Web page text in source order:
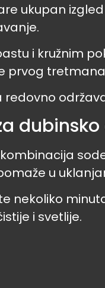
ukupan
i kružnim
prvog
u
nekoliko
i svetlije.